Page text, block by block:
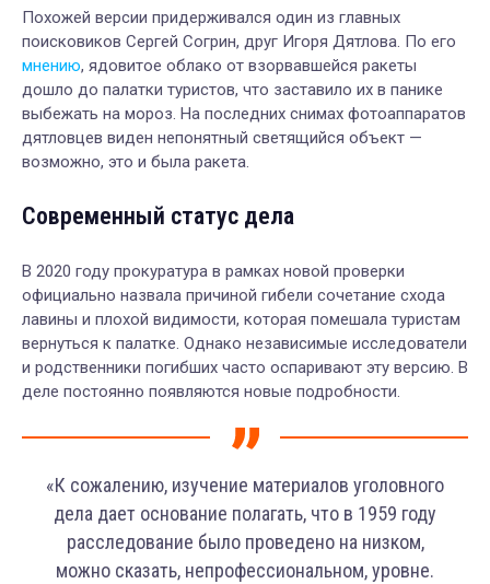
Похожей версии придерживался один из главных
поисковиков Сергей Согрин, друг Игоря Дятлова. По его
мнению, ядовитое облако от взорвавшейся ракеты
дошло до палатки туристов, что заставило их в панике
выбежать на мороз. На последних снимах фотоаппаратов
дятловцев виден непонятный светящийся объект —
возможно, это и была ракета.
Современный статус дела
В 2020 году прокуратура в рамках новой проверки
официально назвала причиной гибели сочетание схода
лавины и плохой видимости, которая помешала туристам
вернуться к палатке. Однако независимые исследователи
и родственники погибших часто оспаривают эту версию. В
деле постоянно появляются новые подробности.
«К сожалению, изучение материалов уголовного
дела дает основание полагать, что в 1959 году
расследование было проведено на низком,
можно сказать, непрофессиональном, уровне.